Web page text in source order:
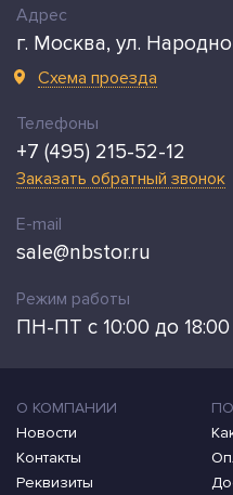
Адрес
г. Москва, ул.
Схема проезда
Телефоны
+7 (495) 215-52-12
Заказать обратный звонок
E-mail
sale@nbstor.ru
Режим работы
ПН-ПТ с 10:00 до
О КОМПАНИИ
Новости
Контакты
Реквизиты